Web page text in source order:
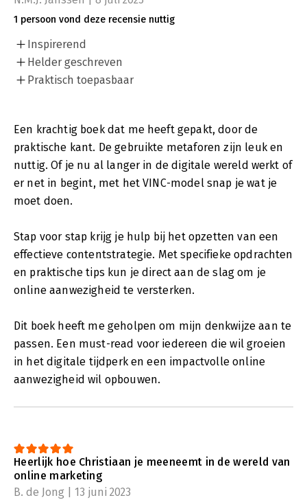
1 persoon vond deze recensie nuttig
Inspirerend
Helder geschreven
Praktisch toepasbaar
Een krachtig boek dat me heeft gepakt, door de
praktische kant. De gebruikte metaforen zijn leuk en
nuttig. Of je nu al langer in de digitale wereld werkt of
er net in begint, met het VINC-model snap je wat je
moet doen.
Stap voor stap krijg je hulp bij het opzetten van een
effectieve contentstrategie. Met specifieke opdrachten
en praktische tips kun je direct aan de slag om je
online aanwezigheid te versterken.
Dit boek heeft me geholpen om mijn denkwijze aan te
passen. Een must-read voor iedereen die wil groeien
in het digitale tijdperk en een impactvolle online
aanwezigheid wil opbouwen.
Heerlijk hoe Christiaan je meeneemt in de wereld van
online marketing
B. de Jong | 13 juni 2023